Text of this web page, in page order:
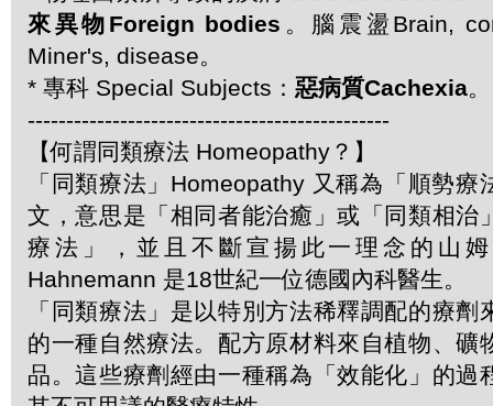
來異物Foreign bodies 。腦震盪Brain,
Miner's, disease。
* 專科 Special Subjects： 惡病質Cachexia。
-----------------------------------------------
【何謂同類療法 Homeopathy？】
「同類療法」Homeopathy 又稱為「順勢療
文，意思是「相同者能治癒」或「同類相治
療法」，並且不斷宣揚此一理念的山
Hahnemann 是18世紀一位德國內科醫生。
「同類療法」是以特別方法稀釋調配的療劑
的一種自然療法。配方原材料來自植物、礦
品。這些療劑經由一種稱為「效能化」的過